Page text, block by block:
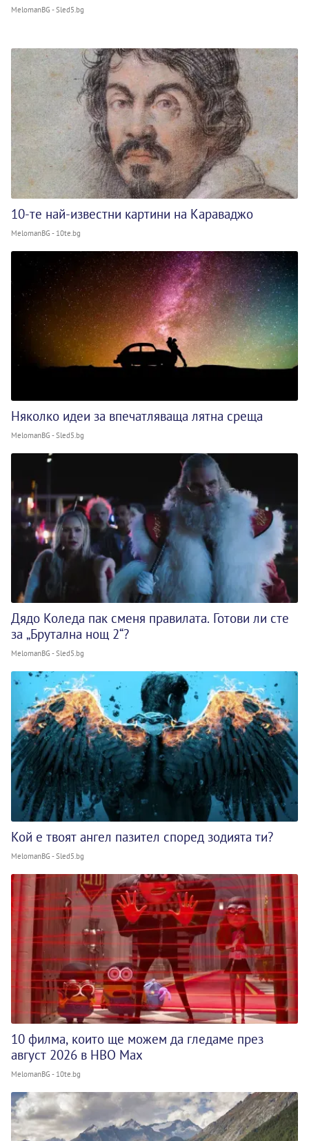
MelomanBG - Sled5.bg
10-те най-известни картини на Караваджо
MelomanBG - 10te.bg
Няколко идеи за впечатляваща лятна среща
MelomanBG - Sled5.bg
Дядо Коледа пак сменя правилата. Готови ли сте
за „Брутална нощ 2“?
MelomanBG - Sled5.bg
Кой е твоят ангел пазител според зодията ти?
MelomanBG - Sled5.bg
10 филма, които ще можем да гледаме през
август 2026 в HBO Max
MelomanBG - 10te.bg